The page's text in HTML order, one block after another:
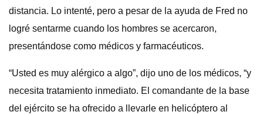
distancia. Lo intenté, pero a pesar de la ayuda de Fred no
logré sentarme cuando los hombres se acercaron,
presentándose como médicos y farmacéuticos.
“Usted es muy alérgico a algo”, dijo uno de los médicos, “y
necesita tratamiento inmediato. El comandante de la base
del ejército se ha ofrecido a llevarle en helicóptero al